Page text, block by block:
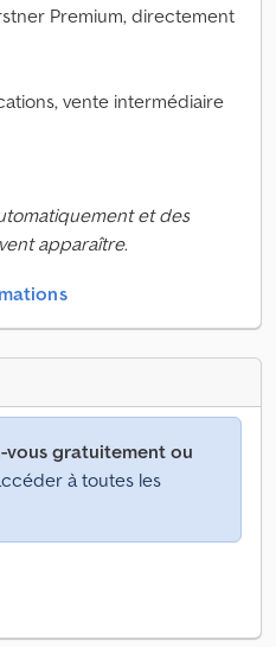
Premium, directement
vente intermédiaire
et des
apparaître.
vous gratuitement ou
à toutes les